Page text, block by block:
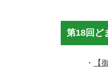
第18回ど
・ 【